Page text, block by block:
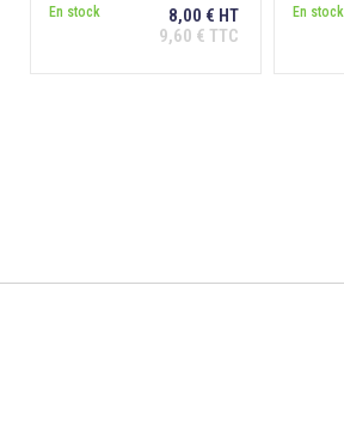
En stock
8,00 € HT
9,60 € TTC
dos
En stock